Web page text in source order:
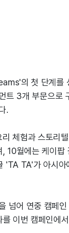
의 첫 단계를
트 3개 부문으로
.
체험과 스토리
10월에는 케이팝
'TA TA'가 아시아
넘어 연중 캠페인
이번 캠페인에